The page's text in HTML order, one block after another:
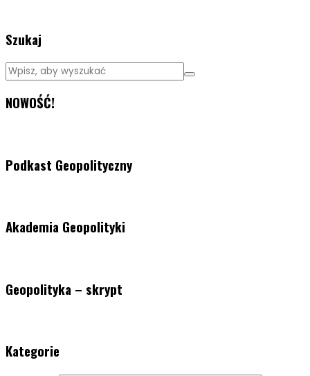
Szukaj
NOWOŚĆ!
Podkast Geopolityczny
Akademia Geopolityki
Geopolityka – skrypt
Kategorie